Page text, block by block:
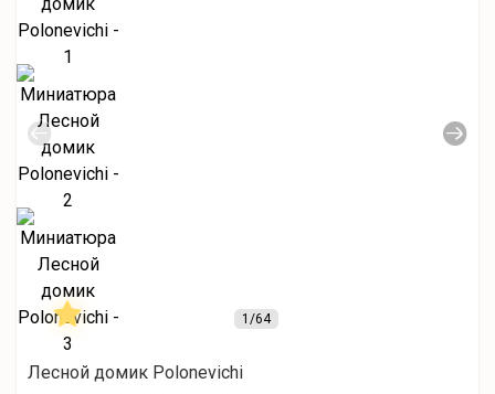
1/64
Лесной домик Polonevichi